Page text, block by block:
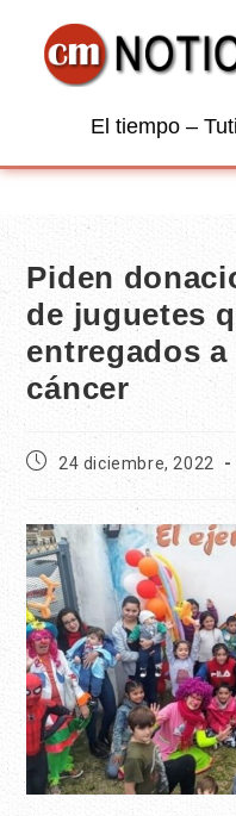
El tiempo –
Piden
de juguetes
entregados
cáncer
24 diciembre, 2022